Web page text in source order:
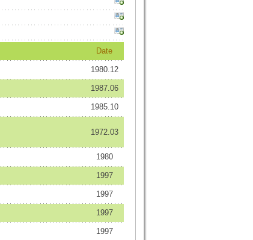
Date
1980.12
1987.06
1985.10
1972.03
1980
1997
1997
1997
1997